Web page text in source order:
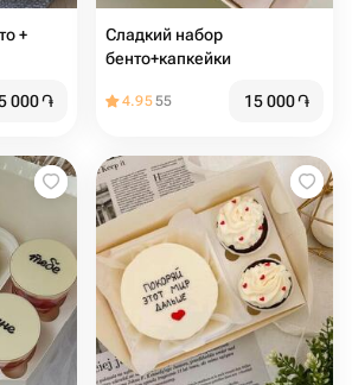
000֏
Сладкий набор
бенто+капкейки
4.9555 15 000֏